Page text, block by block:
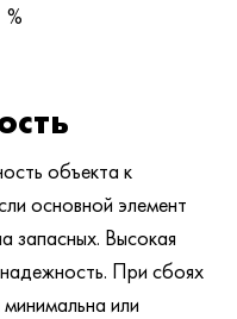
%
объекта к
основной элемент
запасных. Высокая
При сбоях
или